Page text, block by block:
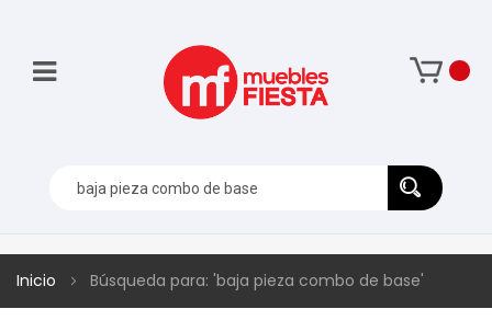
Inicio Búsqueda para: 'baja pieza combo de base'